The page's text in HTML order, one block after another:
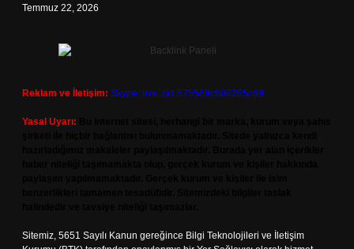
Temmuz 22, 2026
Reklam ve İletişim: Skype: live:.cid.575569c608265c69
Yasal Uyarı:
Sitemiz, 5651 Sayılı Kanun gereğince Bilgi Teknolojileri ve İletişim